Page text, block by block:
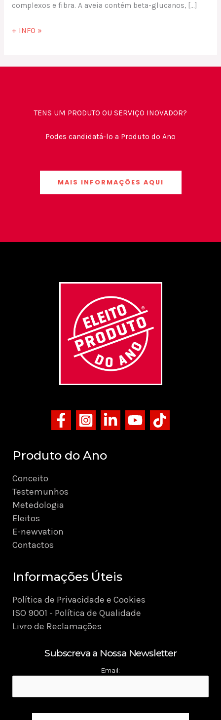
complexos e fibra. A aveia contém beta-glucanos, […]
+ INFO »
TENS UM PRODUTO OU SERVIÇO INOVADOR?
Podes candidatá-lo a Produto do Ano
MAIS INFORMAÇÕES AQUI
Produto do Ano
Conceito
Testemunhos
Metedologia
Eleitos
E-newvation
Contactos
Informações Úteis
Política de Privacidade e Cookies
ISO 9001 - Política de Qualidade
Livro de Reclamações
Subscreva a Nossa Newsletter
Email: